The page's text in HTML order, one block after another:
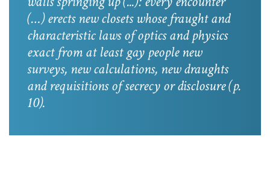
(…) erects new closets whose fraught and
characteristic laws of optics and physics
exact from at least gay people new
surveys, new calculations, new draughts
and requisitions of secrecy or disclosure(p.
10).